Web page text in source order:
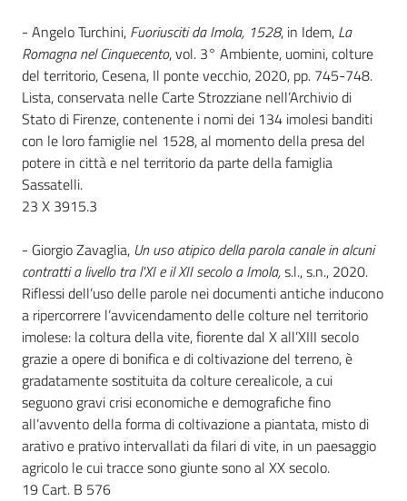
- Angelo Turchini, Fuoriusciti da Imola, 1528, in Idem, La
Romagna nel Cinquecento, vol. 3° Ambiente, uomini, colture
del territorio, Cesena, Il ponte vecchio, 2020, pp. 745-748.
Lista, conservata nelle Carte Strozziane nell’Archivio di
Stato di Firenze, contenente i nomi dei 134 imolesi banditi
con le loro famiglie nel 1528, al momento della presa del
potere in città e nel territorio da parte della famiglia
Sassatelli.
23 X 3915.3
- Giorgio Zavaglia, Un uso atipico della parola canale in alcuni
contratti a livello tra l'XI e il XII secolo a Imola,s.l., s.n., 2020.
Riflessi dell’uso delle parole nei documenti antiche inducono
a ripercorrere l’avvicendamento delle colture nel territorio
imolese: la coltura della vite, fiorente dal X all’XIII secolo
grazie a opere di bonifica e di coltivazione del terreno, è
gradatamente sostituita da colture cerealicole, a cui
seguono gravi crisi economiche e demografiche fino
all’avvento della forma di coltivazione a piantata, misto di
arativo e prativo intervallati da filari di vite, in un paesaggio
agricolo le cui tracce sono giunte sono al XX secolo.
19 Cart. B 576